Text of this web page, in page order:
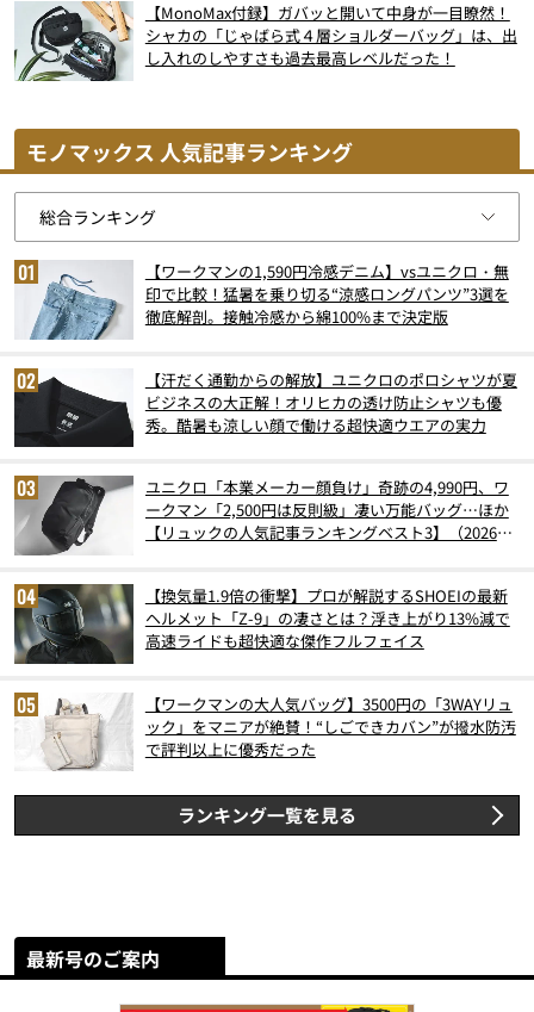
【MonoMax付録】ガバッと開いて中身が一目瞭然！
シャカの「じゃばら式４層ショルダーバッグ」は、出
し入れのしやすさも過去最高レベルだった！
モノマックス 人気記事ランキング
【ワークマンの1,590円冷感デニム】vsユニクロ・無
印で比較！猛暑を乗り切る“涼感ロングパンツ”3選を
徹底解剖。接触冷感から綿100%まで決定版
【汗だく通勤からの解放】ユニクロのポロシャツが夏
ビジネスの大正解！オリヒカの透け防止シャツも優
秀。酷暑も涼しい顔で働ける超快適ウエアの実力
ユニクロ「本業メーカー顔負け」奇跡の4,990円、ワ
ークマン「2,500円は反則級」凄い万能バッグ…ほか
【リュックの人気記事ランキングベスト3】（2026年
【換気量1.9倍の衝撃】プロが解説するSHOEIの最新
ヘルメット「Z-9」の凄さとは？浮き上がり13%減で
高速ライドも超快適な傑作フルフェイス
【ワークマンの大人気バッグ】3500円の「3WAYリュ
ック」をマニアが絶賛！“しごできカバン”が撥水防汚
で評判以上に優秀だった
ランキング一覧を見る
最新号のご案内